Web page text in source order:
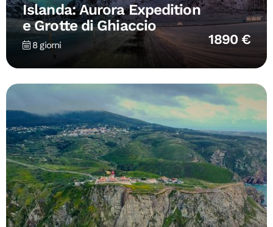
Islanda: Aurora Expedition
e Grotte di Ghiaccio
8 giorni 1890 €